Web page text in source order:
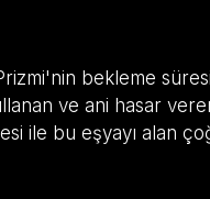
bekleme süresi
ve ani hasar
ile bu eşyayı alan